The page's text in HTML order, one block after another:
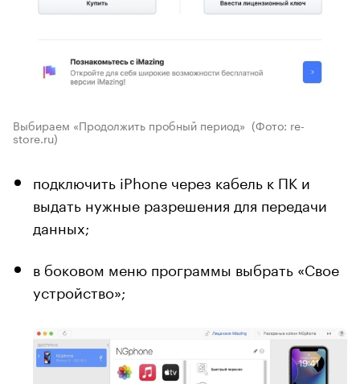
Выбираем «Продолжить пробный период» (Фото: re-
store.ru)
подключить iPhone через кабель к ПК и
выдать нужные разрешения для передачи
данных;
в боковом меню программы выбрать «Свое
устройство»;